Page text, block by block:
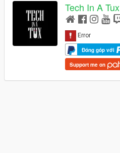
Tech In A Tux
Đóng góp với
Support me on